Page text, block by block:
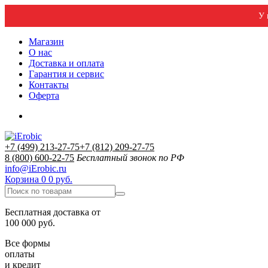
У
Магазин
О нас
Доставка и оплата
Гарантия и сервис
Контакты
Оферта
+7 (499) 213-27-75+7 (812) 209-27-75
8 (800) 600-22-75 Бесплатный звонок по РФ
info@iErobic.ru
Корзина 0 0 руб.
Бесплатная доставка от
100 000 руб.
Все формы
оплаты
и кредит